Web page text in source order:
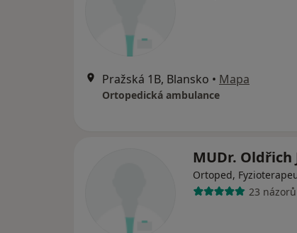
Pražská 1B, Blansko • Mapa
Ortopedická ambulance
MUDr. Oldřich
Ortoped,
23 názorů